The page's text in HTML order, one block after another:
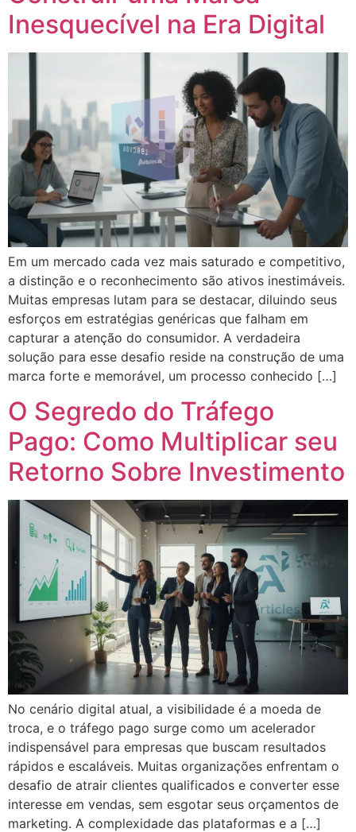
Inesquecível na Era Digital
Em um mercado cada vez mais saturado e competitivo,
a distinção e o reconhecimento são ativos inestimáveis.
Muitas empresas lutam para se destacar, diluindo seus
esforços em estratégias genéricas que falham em
capturar a atenção do consumidor. A verdadeira
solução para esse desafio reside na construção de uma
marca forte e memorável, um processo conhecido […]
O Segredo do Tráfego
Pago: Como Multiplicar seu
Retorno Sobre Investimento
No cenário digital atual, a visibilidade é a moeda de
troca, e o tráfego pago surge como um acelerador
indispensável para empresas que buscam resultados
rápidos e escaláveis. Muitas organizações enfrentam o
desafio de atrair clientes qualificados e converter esse
interesse em vendas, sem esgotar seus orçamentos de
marketing. A complexidade das plataformas e a […]